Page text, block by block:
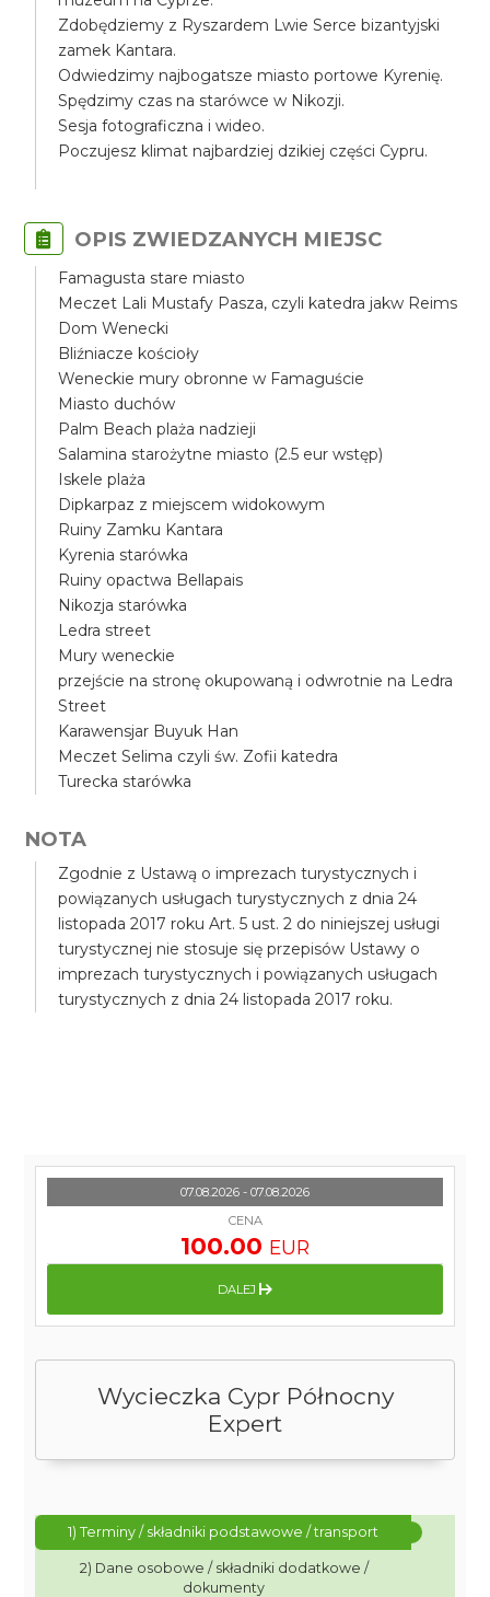
Zdobędziemy z Ryszardem Lwie Serce bizantyjski
zamek Kantara.
Odwiedzimy najbogatsze miasto portowe Kyrenię.
Spędzimy czas na starówce w Nikozji.
Sesja fotograficzna i wideo.
Poczujesz klimat najbardziej dzikiej części Cypru.
OPIS ZWIEDZANYCH MIEJSC
Famagusta stare miasto
Meczet Lali Mustafy Pasza, czyli katedra jakw Reims
Dom Wenecki
Bliźniacze kościoły
Weneckie mury obronne w Famaguście
Miasto duchów
Palm Beach plaża nadzieji
Salamina starożytne miasto (2.5 eur wstęp)
Iskele plaża
Dipkarpaz z miejscem widokowym
Ruiny Zamku Kantara
Kyrenia starówka
Ruiny opactwa Bellapais
Nikozja starówka
Ledra street
Mury weneckie
przejście na stronę okupowaną i odwrotnie na Ledra
Street
Karawensjar Buyuk Han
Meczet Selima czyli św. Zofii katedra
Turecka starówka
NOTA
Zgodnie z Ustawą o imprezach turystycznych i
powiązanych usługach turystycznych z dnia 24
listopada 2017 roku Art. 5 ust. 2 do niniejszej usługi
turystycznej nie stosuje się przepisów Ustawy o
imprezach turystycznych i powiązanych usługach
turystycznych z dnia 24 listopada 2017 roku.
Wycieczka Cypr Północny
Expert
1) Terminy / składniki podstawowe / transport
2) Dane osobowe / składniki dodatkowe /
dokumenty
07.08.2026 - 07.08.2026
CENA
100.00 EUR
DALEJ